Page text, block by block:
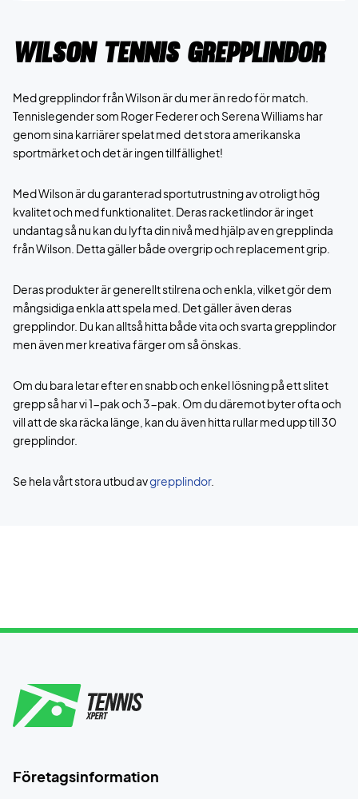
Wilson Tennis Grepplindor
Med grepplindor från Wilson är du mer än redo för match.
Tennislegender som Roger Federer och Serena Williams har
genom sina karriärer spelat med det stora amerikanska
sportmärket och det är ingen tillfällighet!
Med Wilson är du garanterad sportutrustning av otroligt hög
kvalitet och med funktionalitet. Deras racketlindor är inget
undantag så nu kan du lyfta din nivå med hjälp av en grepplinda
från Wilson. Detta gäller både overgrip och replacement grip.
Deras produkter är generellt stilrena och enkla, vilket gör dem
mångsidiga enkla att spela med. Det gäller även deras
grepplindor. Du kan alltså hitta både vita och svarta grepplindor
men även mer kreativa färger om så önskas.
Om du bara letar efter en snabb och enkel lösning på ett slitet
grepp så har vi 1-pak och 3-pak. Om du däremot byter ofta och
vill att de ska räcka länge, kan du även hitta rullar med upp till 30
grepplindor.
Se hela vårt stora utbud avgrepplindor.
Företagsinformation